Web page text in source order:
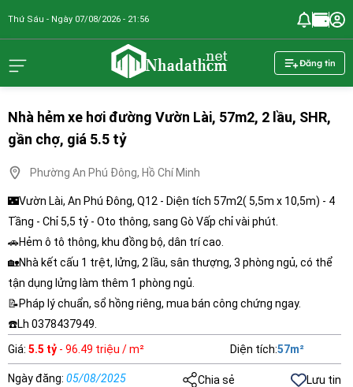
Thứ Sáu - Ngày 07/08/2026 - 21:56
Đăng tin
Nhà hẻm xe hơi đường Vườn Lài, 57m2, 2 lầu, SHR,
gần chợ, giá 5.5 tỷ
Phường An Phú Đông, Hồ Chí Minh
🌃Vườn Lài, An Phú Đông, Q12 - Diện tích 57m2( 5,5m x 10,5m) - 4
Tầng - Chỉ 5,5 tỷ - Oto thông, sang Gò Vấp chỉ vài phút.
🚗Hẻm ô tô thông, khu đồng bộ, dân trí cao.
🏡Nhà kết cấu 1 trệt, lửng, 2 lầu, sân thượng, 3 phòng ngủ, có thể
tận dụng lửng làm thêm 1 phòng ngủ.
📝Pháp lý chuẩn, sổ hồng riêng, mua bán công chứng ngay.
☎️Lh 0378437949.
Giá: 5.5 tỷ - 96.49 triệu / m² Diện tích:57m²
Ngày đăng: 05/08/2025 Chia sẻ Lưu tin